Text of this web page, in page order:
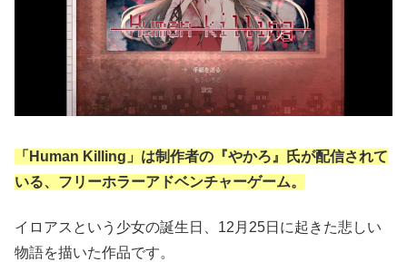
「Human Killing」は制作者の『やかろ』氏が配信されて
いる、フリーホラーアドベンチャーゲーム。
イロアスという少女の誕生日、12月25日に起きた悲しい
物語を描いた作品です。